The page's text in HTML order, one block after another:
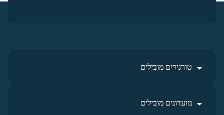
טורנירים מובילים
מועדונים מובילים